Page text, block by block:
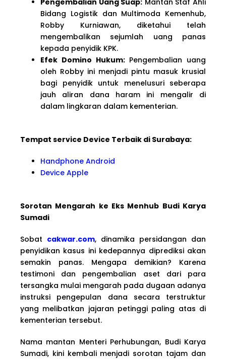
Bidang Logistik dan Multimoda Kemenhub,
Robby Kurniawan, diketahui telah
mengembalikan sejumlah uang panas
kepada penyidik KPK.
Efek Domino Hukum:Pengembalian uang
oleh Robby ini menjadi pintu masuk krusial
bagi penyidik untuk menelusuri seberapa
jauh aliran dana haram ini mengalir di
dalam lingkaran dalam kementerian.
Tempat service Device Terbaik di Surabaya:
Handphone Android
Device Apple
Sorotan Mengarah ke Eks Menhub Budi Karya
Sumadi
Sobat cakwar.com, dinamika persidangan dan
penyidikan kasus ini kedepannya diprediksi akan
semakin panas. Mengapa demikian? Karena
testimoni dan pengembalian aset dari para
tersangka mulai mengarah pada dugaan adanya
instruksi pengepulan dana secara terstruktur
yang melibatkan jajaran petinggi paling atas di
kementerian tersebut.
Nama mantan Menteri Perhubungan, Budi Karya
Sumadi, kini kembali menjadi sorotan tajam dan